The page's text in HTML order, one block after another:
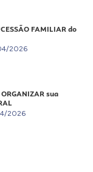
FAMILIAR do
2026
sua
2026